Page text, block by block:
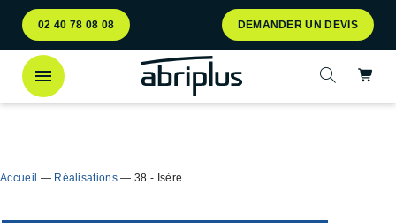
Aller
au
menu
Aller au
contenu
02 40 78 08 08 DEMANDER UN DEVIS
Ouvrir la
Accueil — Réalisations —38 - Isère